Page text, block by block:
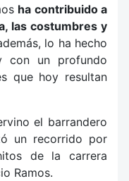
ha contribuido a
las costumbres y
lo ha hecho
con un profundo
que hoy resultan
el barrandero
un recorrido por
de la carrera
Ramos.